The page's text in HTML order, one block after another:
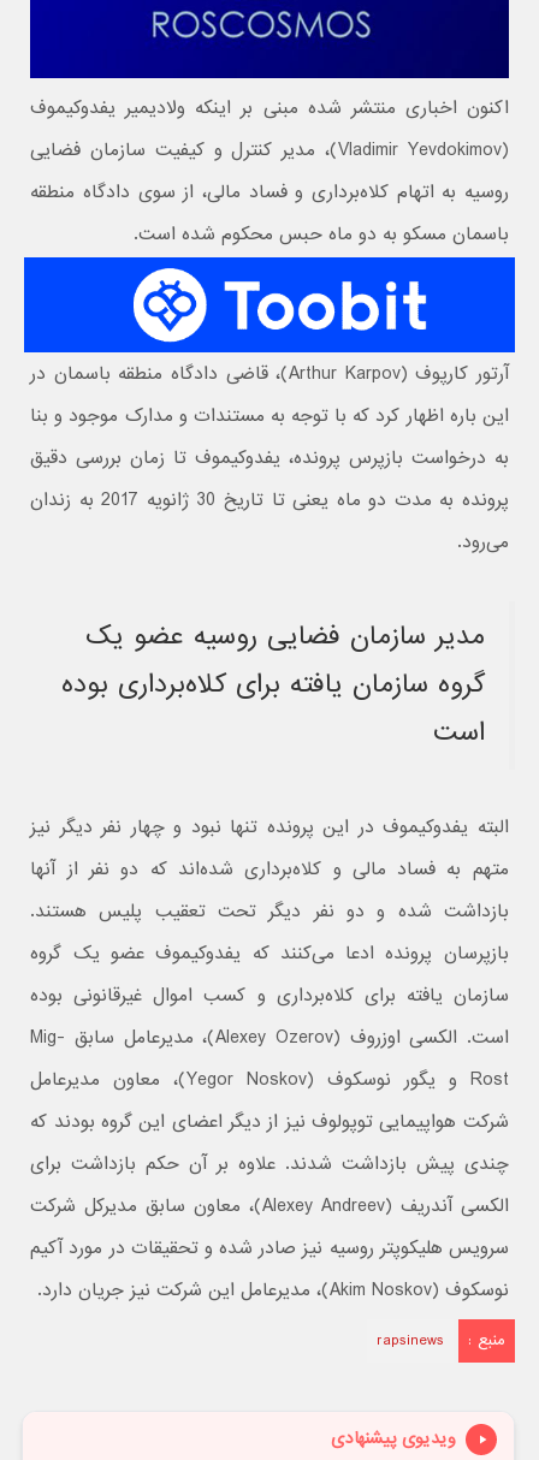
اکنون اخباری منتشر شده مبنی بر اینکه ولادیمیر یفدوکیموف
(Vladimir Yevdokimov)، مدیر کنترل و کیفیت سازمان فضایی
روسیه به اتهام کلاه‌برداری و فساد مالی، از سوی دادگاه منطقه
باسمان مسکو به دو ماه حبس محکوم شده است.
آرتور کارپوف (Arthur Karpov)، قاضی دادگاه منطقه باسمان در
این باره اظهار کرد که با توجه به مستندات و مدارک موجود و بنا
به درخواست بازپرس پرونده، یفدوکیموف تا زمان بررسی دقیق
پرونده به مدت دو ماه یعنی تا تاریخ 30 ژانویه 2017 به زندان
می‌رود.
مدیر سازمان فضایی روسیه عضو یک
گروه سازمان یافته برای کلاه‌برداری بوده
است
البته یفدوکیموف در این پرونده تنها نبود و چهار نفر دیگر نیز
متهم به فساد مالی و کلاه‌برداری شده‌اند که دو نفر از آنها
بازداشت شده و دو نفر دیگر تحت تعقیب پلیس هستند.
بازپرسان پرونده ادعا می‌کنند که یفدوکیموف عضو یک گروه
سازمان یافته برای کلاه‌برداری و کسب اموال غیرقانونی بوده
است. الکسی اوزروف (Alexey Ozerov)، مدیرعامل سابق Mig-
Rost و یگور نوسکوف (Yegor Noskov)، معاون مدیرعامل
شرکت هواپیمایی توپولوف نیز از دیگر اعضای این گروه بودند که
چندی پیش بازداشت شدند. علاوه بر آن حکم بازداشت برای
الکسی آندریف (Alexey Andreev)، معاون سابق مدیرکل شرکت
سرویس هلیکوپتر روسیه نیز صادر شده و تحقیقات در مورد آکیم
نوسکوف (Akim Noskov)، مدیرعامل این شرکت نیز جریان دارد.
منبع : rapsinews
ویدیوی پیشنهادی